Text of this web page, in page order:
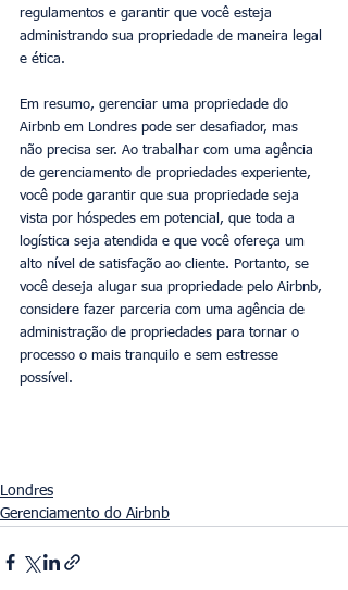
regulamentos e garantir que você esteja
administrando sua propriedade de maneira legal
e ética.
Em resumo, gerenciar uma propriedade do
Airbnb em Londres pode ser desafiador, mas
não precisa ser. Ao trabalhar com uma agência
de gerenciamento de propriedades experiente,
você pode garantir que sua propriedade seja
vista por hóspedes em potencial, que toda a
logística seja atendida e que você ofereça um
alto nível de satisfação ao cliente. Portanto, se
você deseja alugar sua propriedade pelo Airbnb,
considere fazer parceria com uma agência de
administração de propriedades para tornar o
processo o mais tranquilo e sem estresse
possível.
Londres
Gerenciamento do Airbnb